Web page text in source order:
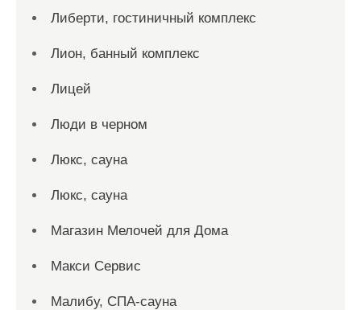
Либерти, гостиничный комплекс
Лион, банный комплекс
Лицей
Люди в черном
Люкс, сауна
Люкс, сауна
Магазин Мелочей для Дома
Макси Сервис
Малибу, СПА-сауна